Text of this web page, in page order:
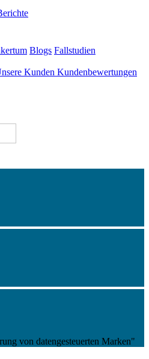
Blogs Fallstudien
Kunden Kundenbewertungen
von datengesteuerten Marken"